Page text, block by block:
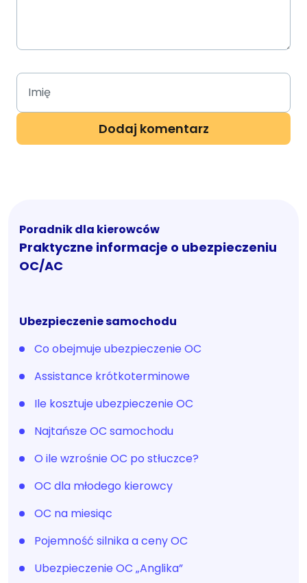
Poradnik dla kierowców
Praktyczne informacje o ubezpieczeniu
OC/AC
Ubezpieczenie samochodu
Co obejmuje ubezpieczenie OC
Assistance krótkoterminowe
Ile kosztuje ubezpieczenie OC
Najtańsze OC samochodu
O ile wzrośnie OC po stłuczce?
OC dla młodego kierowcy
OC na miesiąc
Pojemność silnika a ceny OC
Ubezpieczenie OC „Anglika”